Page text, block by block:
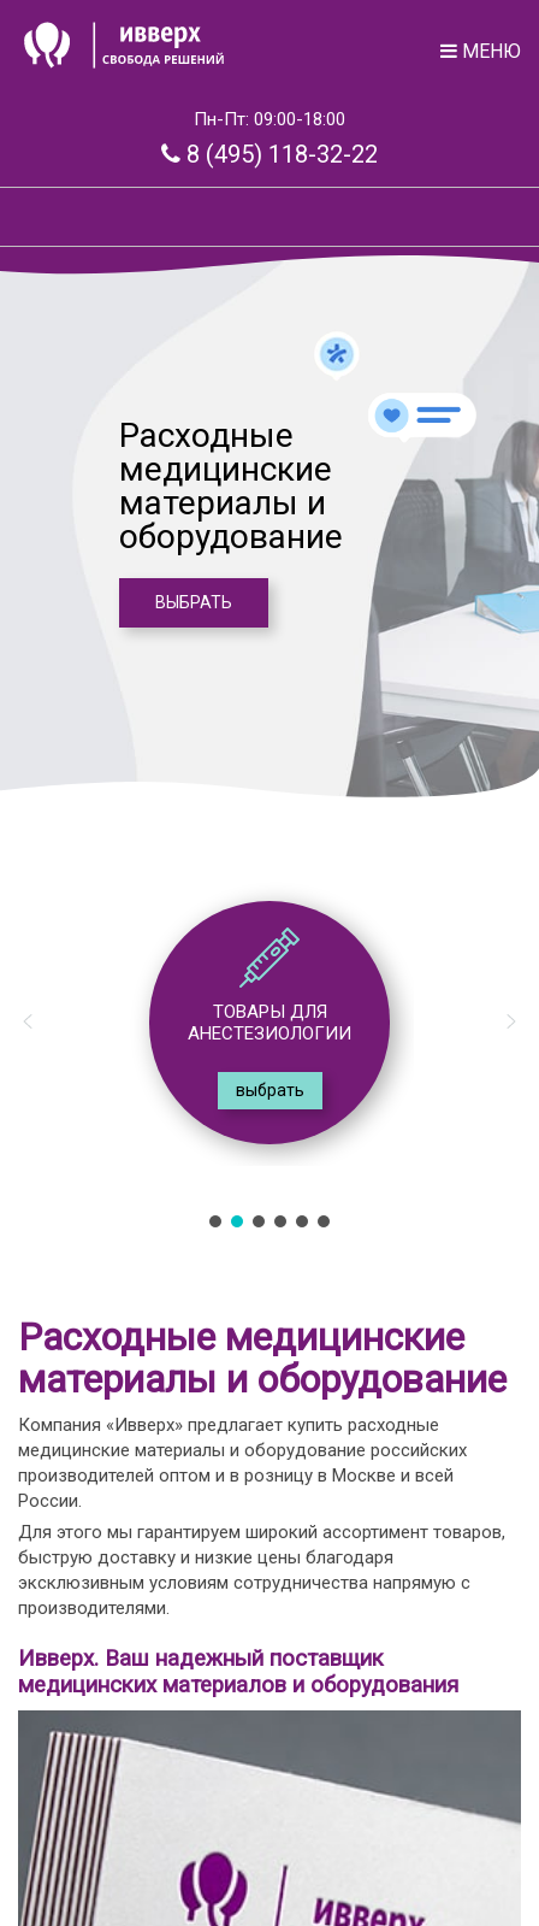
МЕНЮ
Пн-Пт: 09:00-18:00
8 (495) 118-32-22
Расходные
медицинские
материалы и
оборудование
ВЫБРАТЬ
ТОВАРЫ ДЛЯ
АНЕСТЕЗИОЛОГИИ
выбрать
Расходные медицинские
материалы и оборудование
Компания «Ивверх» предлагает купить расходные
медицинские материалы и оборудование российских
производителей оптом и в розницу в Москве и всей
России.
Для этого мы гарантируем широкий ассортимент товаров,
быструю доставку и низкие цены благодаря
эксклюзивным условиям сотрудничества напрямую с
производителями.
Ивверх. Ваш надежный поставщик
медицинских материалов и оборудования